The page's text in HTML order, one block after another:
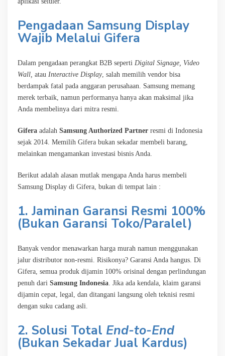
Pengadaan Samsung Display
Wajib Melalui Gifera
Dalam pengadaan perangkat B2B seperti Digital Signage, Video
Wall, atau Interactive Display, salah memilih vendor bisa
berdampak fatal pada anggaran perusahaan. Samsung memang
merek terbaik, namun performanya hanya akan maksimal jika
Anda membelinya dari mitra resmi.
Gifera adalah Samsung Authorized Partner resmi di Indonesia
sejak 2014. Memilih Gifera bukan sekadar membeli barang,
melainkan mengamankan investasi bisnis Anda.
Berikut adalah alasan mutlak mengapa Anda harus membeli
Samsung Display di Gifera, bukan di tempat lain :
1. Jaminan Garansi Resmi 100%
(Bukan Garansi Toko/Paralel)
Banyak vendor menawarkan harga murah namun menggunakan
jalur distributor non-resmi. Risikonya? Garansi Anda hangus. Di
Gifera, semua produk dijamin 100% orisinal dengan perlindungan
penuh dari Samsung Indonesia. Jika ada kendala, klaim garansi
dijamin cepat, legal, dan ditangani langsung oleh teknisi resmi
dengan suku cadang asli.
2. Solusi Total End-to-End
(Bukan Sekadar Jual Kardus)